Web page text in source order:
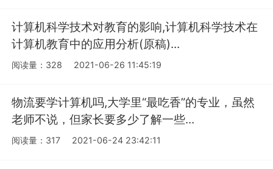
计算机科学技术对教育的影响,计算机科学技术在
计算机教育中的应用分析(原稿)...
阅读量：328 2021-06-26 11:45:19
物流要学计算机吗,大学里“最吃香”的专业，虽然
老师不说，但家长要多少了解一些...
阅读量：317 2021-06-24 23:42:11